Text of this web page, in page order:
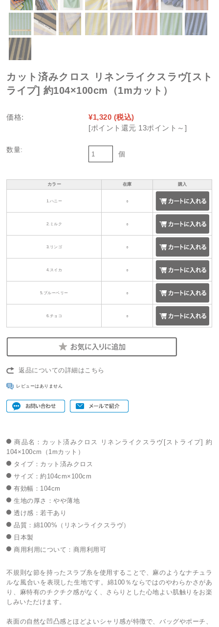
カット済みクロス リネンライクスラヴ[スト
ライプ] 約104×100cm（1mカット）
価格: ¥1,320 (税込)
[ポイント還元 13ポイント～]
数量:
個
カラー 在庫 購入
1.ハニー ○
2.ミルク ○
3.リンゴ ○
4.スイカ ○
5.ブルーベリー ○
6.チョコ ○
返品についての詳細はこちら
レビューはありません
商品名：カット済みクロス リネンライクスラヴ[ストライプ] 約
104×100cm（1mカット）
タイプ：カット済みクロス
サイズ：約104cm×100cm
有効幅：104cm
生地の厚さ：やや薄地
透け感：若干あり
品質：綿100%（リネンライクスラヴ）
日本製
商用利用について：商用利用可
不規則な節を持ったスラブ糸を使用することで、麻のようなナチュラ
ルな風合いを表現した生地です。綿100％ならではのやわらかさがあ
り、麻特有のチクチク感がなく、さらりとした心地よい肌触りをお楽
しみいただけます。
表面の自然な凹凸感とほどよいシャリ感が特徴で、バッグやポーチ、